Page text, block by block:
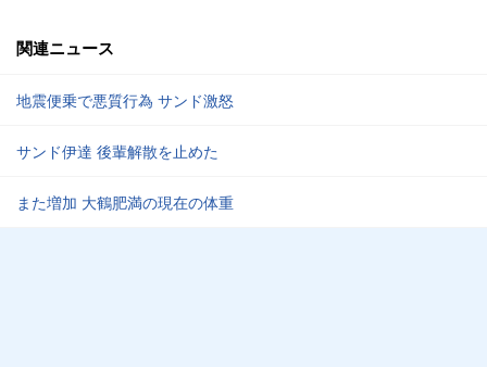
関連ニュース
地震便乗で悪質行為 サンド激怒
サンド伊達 後輩解散を止めた
また増加 大鶴肥満の現在の体重